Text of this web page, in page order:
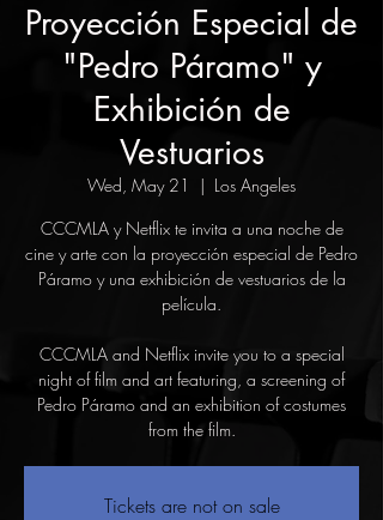
Proyección Especial de
"Pedro Páramo" y
Exhibición de
Vestuarios
Wed, May 21
  |
Los Angeles
CCCMLA y Netflix te invita a una noche de
cine y arte con la proyección especial de Pedro
Páramo y una exhibición de vestuarios de la
película.
CCCMLA and Netflix invite you to a special
night of film and art featuring, a screening of
Pedro Páramo and an exhibition of costumes
from the film.
Tickets are not on sale